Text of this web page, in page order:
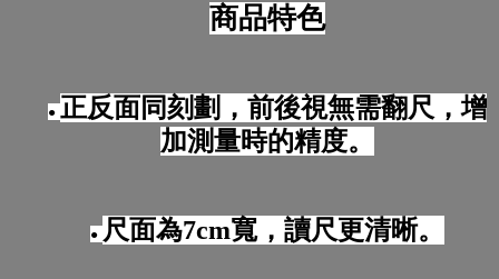
商品特色
● 正反面同刻劃，前後視無需翻尺，增
加測量時的精度。
● 尺面為7cm寬，讀尺更清晰。